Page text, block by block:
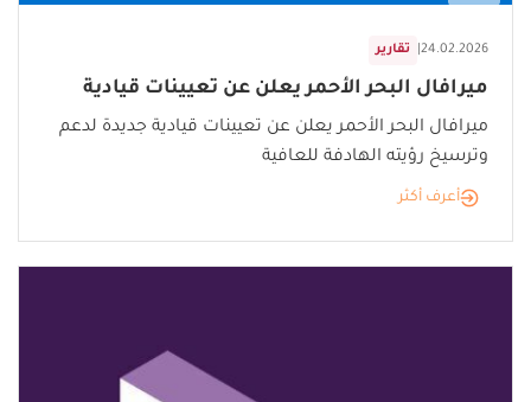
تقارير 24.02.2026
ميرافال البحر الأحمر يعلن عن تعيينات قيادية
ميرافال البحر الأحمر يعلن عن تعيينات قيادية جديدة لدعم
وترسيخ رؤيته الهادفة للعافية
أعرف أكثر